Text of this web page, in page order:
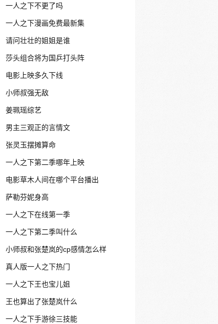
一人之下不更了吗
一人之下漫画免费最新集
请问壮壮的姐姐是谁
莎头组合将为国乒打头阵
电影上映多久下线
小师叔强无敌
姜珮瑶综艺
男主三观正的言情文
张灵玉摆摊算命
一人之下第二季哪年上映
电影草木人间在哪个平台播出
萨勒芬妮身高
一人之下在线第一季
一人之下第二季叫什么
小师叔和张楚岚的cp感情怎么样
真人版一人之下热门
一人之下王也宝儿姐
王也算出了张楚岚什么
一人之下手游徐三技能